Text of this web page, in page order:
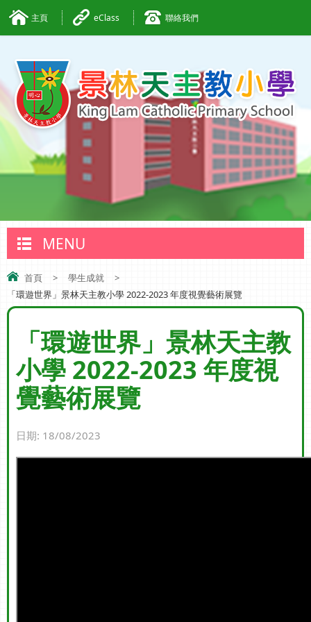
主頁 eClass 聯絡我們
MENU
首頁 > 學生成就
>
「環遊世界」景林天主教小學 2022-2023 年度視覺藝術展覽
「環遊世界」景林天主教
小學 2022-2023 年度視
覺藝術展覽
日期: 18/08/2023